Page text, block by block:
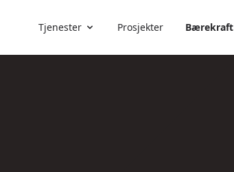
Tjenester Prosjekter Bærekraft